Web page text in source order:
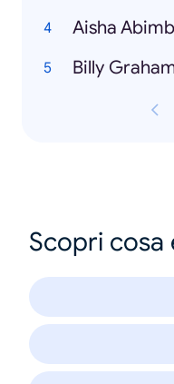
Aisha
Billy
Scopri cosa